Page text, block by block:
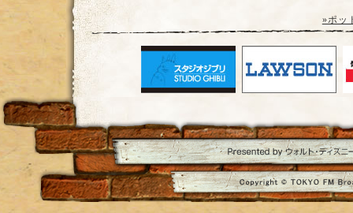
»ポッ